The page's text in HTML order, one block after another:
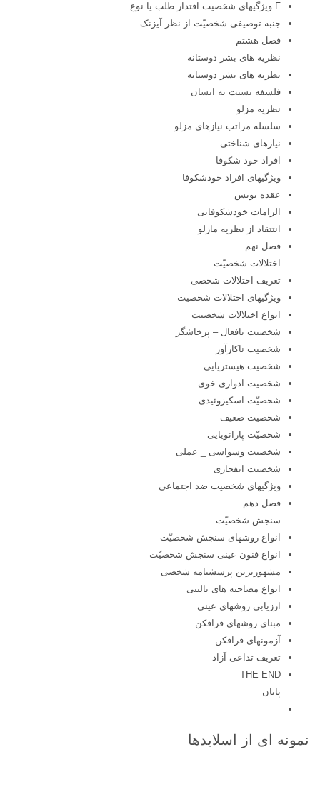
F ویژگیهای شخصیت اقتدار طلب یا نوع
جنبه توصیفی شخصیّت از نظر آیزنک
فصل هشتم
نظریه های بشر دوستانه
نظریه های بشر دوستانه
فلسفه نسبت به انسان
نظریه مزلو
سلسله مراتب نیازهای مزلو
نیازهای شناختی
افراد خود شکوفا
ویژگیهای افراد خودشکوفا
عقده یونس
الزامات خودشکوفایی
انتتقاد از نظریه مازلو
فصل نهم
اختلالات شخصیّت
تعریف اختلالات شخصی
ویژگیهای اختلالات شخصیت
انواع اختلالات شخصیت
شخصیت نافعال – پرخاشگر
شخصیت ناکارآور
شخصیت هیستریایی
شخصیت ادواری خوی
شخصیّت اسکیزوئیدی
شخصیت ضعیف
شخصیّت پارانویایی
شخصیت وسواسی _ عملی
شخصیت انفجاری
ویژگیهای شخصیت ضد اجتماعی
فصل دهم
سنجش شخصیّت
انواع روشهای سنجش شخصیّت
انواع فنون عینی سنجش شخصیّت
مشهورترین پرسشنامه شخصی
انواع مصاحبه های بالینی
ارزیابی روشهای عینی
مبنای روشهای فرافکن
آزمونهای فرافکن
تعریف تداعی آزاد
THE END
پایان
نمونه ای از اسلایدها